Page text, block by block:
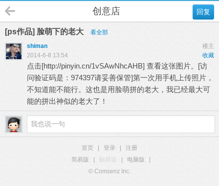
回复
创意店
[ps作品] 脸萌下的老大
看全部
楼主
shiman
收藏
2014-6-8 13:54
点击[http://pinyin.cn/1vSAwNhcAHB] 查看这张图片。[访
问验证码是：974397请妥善保管]第一次用手机上传照片，
不知道能不能行。这也是用脸萌拼的老大，我已经最大可
能的拼出神似的老大了！
首页 登录
注册
简易版
触屏版 电脑版
© Comsenz Inc.